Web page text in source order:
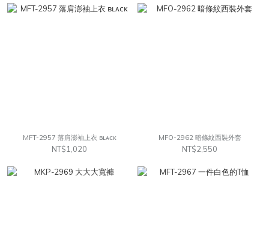
MFT-2957 落肩澎袖上衣 ʙʟᴀᴄᴋ
NT$1,020
MFO-2962 暗條紋西裝外套
NT$2,550